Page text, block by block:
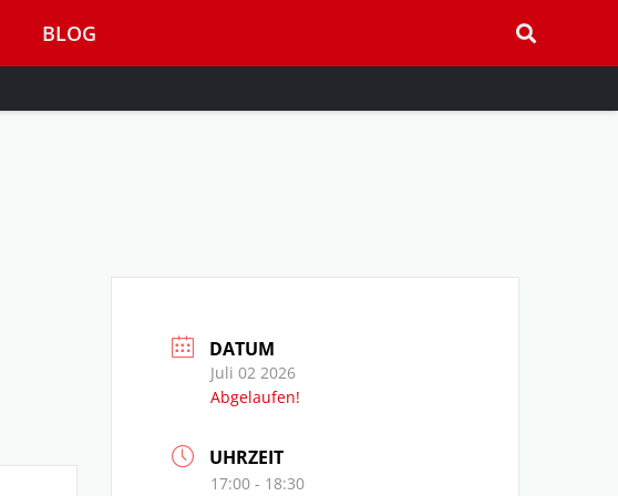
BLOG
DATUM
Juli 02 2026
Abgelaufen!
UHRZEIT
17:00 - 18:30